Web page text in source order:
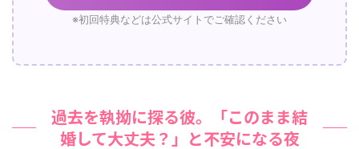
※初回特典などは公式サイトでご確認ください
過去を執拗に探る彼。「このまま結
婚して大丈夫？」と不安になる夜